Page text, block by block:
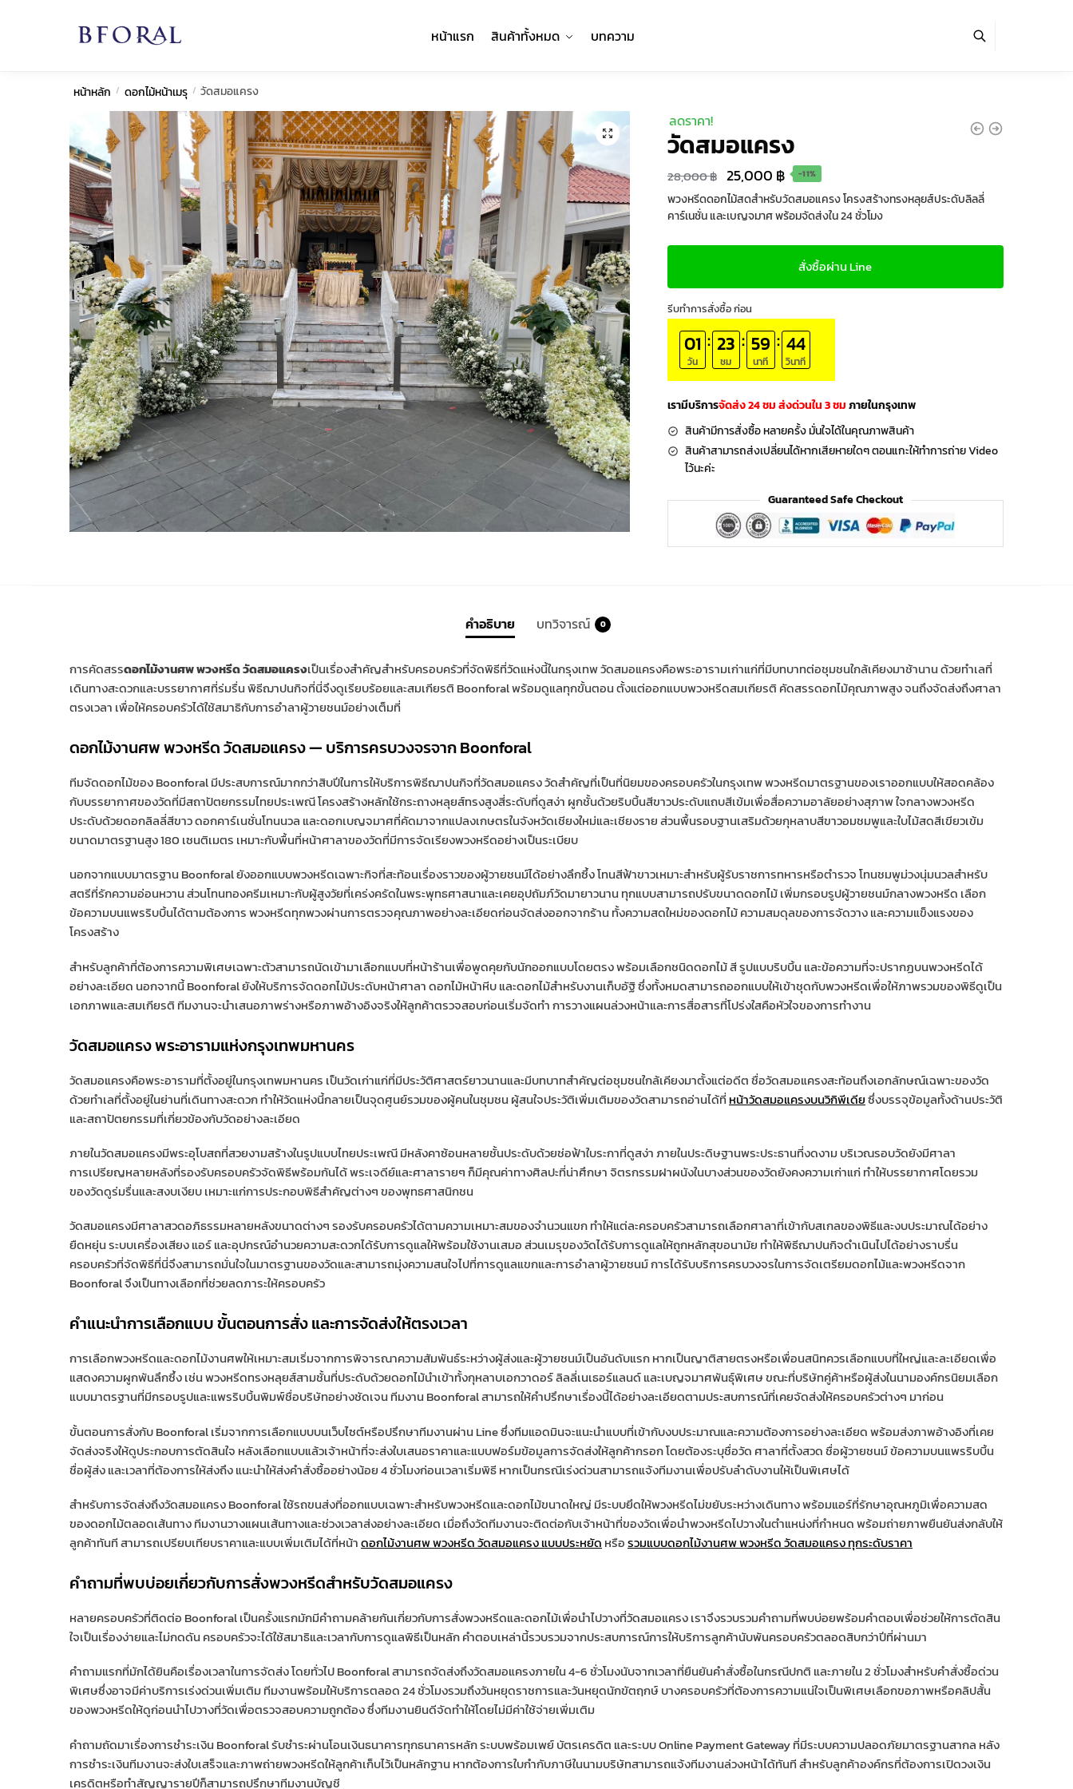
หน้าแรก สินค้าทั้งหมด บทความ
หน้าหลัก / ดอกไม้หน้าเมรุ / วัดสมอแครง
🔍
ลดราคา!
วัดสมอแครง
28,000฿ Original
price
was:
28,000 ฿.
25,000 ฿Current
price
is:
25,000 ฿.
-11%
พวงหรีดดอกไม้สดสำหรับวัดสมอแครง โครงสร้างทรงหลุยส์ประดับลิลลี่
คาร์เนชั่น และเบญจมาศ พร้อมจัดส่งใน 24 ชั่วโมง
สั่งซื้อผ่าน Line
รีบทำการสั่งซื้อ ก่อน
01
วัน
: 23
ชม
: 59
นาที
: 44
วินาที
เรามีบริการจัดส่ง 24 ชม ส่งด่วนใน 3 ชมภายในกรุงเทพ
สินค้ามีการสั่งซื้อ หลายครั้ง มั่นใจได้ในคุณภาพสินค้า
สินค้าสามารถส่งเปลี่ยนได้หากเสียหายใดๆ ตอนแกะให้ทำการถ่าย Video
ไว้นะค่ะ
Guaranteed Safe Checkout
คำอธิบาย บทวิจารณ์ 0
การคัดสรรดอกไม้งานศพ พวงหรีด วัดสมอแครงเป็นเรื่องสำคัญสำหรับครอบครัวที่จัดพิธีที่วัดแห่งนี้ในกรุงเทพ วัดสมอแครงคือพระอารามเก่าแก่ที่มีบทบาทต่อชุมชนใกล้เคียงมาช้านาน ด้วยทำเลที่
เดินทางสะดวกและบรรยากาศที่ร่มรื่น พิธีฌาปนกิจที่นี่จึงดูเรียบร้อยและสมเกียรติ Boonforal พร้อมดูแลทุกขั้นตอน ตั้งแต่ออกแบบพวงหรีดสมเกียรติ คัดสรรดอกไม้คุณภาพสูง จนถึงจัดส่งถึงศาลา
ตรงเวลา เพื่อให้ครอบครัวได้ใช้สมาธิกับการอำลาผู้วายชนม์อย่างเต็มที่
ดอกไม้งานศพ พวงหรีด วัดสมอแครง — บริการครบวงจรจาก Boonforal
ทีมจัดดอกไม้ของ Boonforal มีประสบการณ์มากกว่าสิบปีในการให้บริการพิธีฌาปนกิจที่วัดสมอแครง วัดสำคัญที่เป็นที่นิยมของครอบครัวในกรุงเทพ พวงหรีดมาตรฐานของเราออกแบบให้สอดคล้อง
กับบรรยากาศของวัดที่มีสถาปัตยกรรมไทยประเพณี โครงสร้างหลักใช้กระถางหลุยส์ทรงสูงสี่ระดับที่ดูสง่า ผูกชั้นด้วยริบบิ้นสีขาวประดับแถบสีเข้มเพื่อสื่อความอาลัยอย่างสุภาพ ใจกลางพวงหรีด
ประดับด้วยดอกลิลลี่สีขาว ดอกคาร์เนชั่นโทนนวล และดอกเบญจมาศที่คัดมาจากแปลงเกษตรในจังหวัดเชียงใหม่และเชียงราย ส่วนพื้นรอบฐานเสริมด้วยกุหลาบสีขาวอมชมพูและใบไม้สดสีเขียวเข้ม
ขนาดมาตรฐานสูง 180 เซนติเมตร เหมาะกับพื้นที่หน้าศาลาของวัดที่มีการจัดเรียงพวงหรีดอย่างเป็นระเบียบ
นอกจากแบบมาตรฐาน Boonforal ยังออกแบบพวงหรีดเฉพาะกิจที่สะท้อนเรื่องราวของผู้วายชนม์ได้อย่างลึกซึ้ง โทนสีฟ้าขาวเหมาะสำหรับผู้รับราชการทหารหรือตำรวจ โทนชมพูม่วงนุ่มนวลสำหรับ
สตรีที่รักความอ่อนหวาน ส่วนโทนทองครีมเหมาะกับผู้สูงวัยที่เคร่งครัดในพระพุทธศาสนาและเคยอุปถัมภ์วัดมายาวนาน ทุกแบบสามารถปรับขนาดดอกไม้ เพิ่มกรอบรูปผู้วายชนม์กลางพวงหรีด เลือก
ข้อความบนแพรริบบิ้นได้ตามต้องการ พวงหรีดทุกพวงผ่านการตรวจคุณภาพอย่างละเอียดก่อนจัดส่งออกจากร้าน ทั้งความสดใหม่ของดอกไม้ ความสมดุลของการจัดวาง และความแข็งแรงของ
โครงสร้าง
สำหรับลูกค้าที่ต้องการความพิเศษเฉพาะตัวสามารถนัดเข้ามาเลือกแบบที่หน้าร้านเพื่อพูดคุยกับนักออกแบบโดยตรง พร้อมเลือกชนิดดอกไม้ สี รูปแบบริบบิ้น และข้อความที่จะปรากฏบนพวงหรีดได้
อย่างละเอียด นอกจากนี้ Boonforal ยังให้บริการจัดดอกไม้ประดับหน้าศาลา ดอกไม้หน้าหีบ และดอกไม้สำหรับงานเก็บอัฐิ ซึ่งทั้งหมดสามารถออกแบบให้เข้าชุดกับพวงหรีดเพื่อให้ภาพรวมของพิธีดูเป็น
เอกภาพและสมเกียรติ ทีมงานจะนำเสนอภาพร่างหรือภาพอ้างอิงจริงให้ลูกค้าตรวจสอบก่อนเริ่มจัดทำ การวางแผนล่วงหน้าและการสื่อสารที่โปร่งใสคือหัวใจของการทำงาน
วัดสมอแครง พระอารามแห่งกรุงเทพมหานคร
วัดสมอแครงคือพระอารามที่ตั้งอยู่ในกรุงเทพมหานคร เป็นวัดเก่าแก่ที่มีประวัติศาสตร์ยาวนานและมีบทบาทสำคัญต่อชุมชนใกล้เคียงมาตั้งแต่อดีต ชื่อวัดสมอแครงสะท้อนถึงเอกลักษณ์เฉพาะของวัด
ด้วยทำเลที่ตั้งอยู่ในย่านที่เดินทางสะดวก ทำให้วัดแห่งนี้กลายเป็นจุดศูนย์รวมของผู้คนในชุมชน ผู้สนใจประวัติเพิ่มเติมของวัดสามารถอ่านได้ที่ หน้าวัดสมอแครงบนวิกิพีเดียซึ่งบรรจุข้อมูลทั้งด้านประวัติ
และสถาปัตยกรรมที่เกี่ยวข้องกับวัดอย่างละเอียด
ภายในวัดสมอแครงมีพระอุโบสถที่สวยงามสร้างในรูปแบบไทยประเพณี มีหลังคาซ้อนหลายชั้นประดับด้วยช่อฟ้าใบระกาที่ดูสง่า ภายในประดิษฐานพระประธานที่งดงาม บริเวณรอบวัดยังมีศาลา
การเปรียญหลายหลังที่รองรับครอบครัวจัดพิธีพร้อมกันได้ พระเจดีย์และศาลารายๆ ก็มีคุณค่าทางศิลปะที่น่าศึกษา จิตรกรรมฝาผนังในบางส่วนของวัดยังคงความเก่าแก่ ทำให้บรรยากาศโดยรวม
ของวัดดูร่มรื่นและสงบเงียบ เหมาะแก่การประกอบพิธีสำคัญต่างๆ ของพุทธศาสนิกชน
วัดสมอแครงมีศาลาสวดอภิธรรมหลายหลังขนาดต่างๆ รองรับครอบครัวได้ตามความเหมาะสมของจำนวนแขก ทำให้แต่ละครอบครัวสามารถเลือกศาลาที่เข้ากับสเกลของพิธีและงบประมาณได้อย่าง
ยืดหยุ่น ระบบเครื่องเสียง แอร์ และอุปกรณ์อำนวยความสะดวกได้รับการดูแลให้พร้อมใช้งานเสมอ ส่วนเมรุของวัดได้รับการดูแลให้ถูกหลักสุขอนามัย ทำให้พิธีฌาปนกิจดำเนินไปได้อย่างราบรื่น
ครอบครัวที่จัดพิธีที่นี่จึงสามารถมั่นใจในมาตรฐานของวัดและสามารถมุ่งความสนใจไปที่การดูแลแขกและการอำลาผู้วายชนม์ การได้รับบริการครบวงจรในการจัดเตรียมดอกไม้และพวงหรีดจาก
Boonforal จึงเป็นทางเลือกที่ช่วยลดภาระให้ครอบครัว
คำแนะนำการเลือกแบบ ขั้นตอนการสั่ง และการจัดส่งให้ตรงเวลา
การเลือกพวงหรีดและดอกไม้งานศพให้เหมาะสมเริ่มจากการพิจารณาความสัมพันธ์ระหว่างผู้ส่งและผู้วายชนม์เป็นอันดับแรก หากเป็นญาติสายตรงหรือเพื่อนสนิทควรเลือกแบบที่ใหญ่และละเอียดเพื่อ
แสดงความผูกพันลึกซึ้ง เช่น พวงหรีดทรงหลุยส์สามชั้นที่ประดับด้วยดอกไม้นำเข้าทั้งกุหลาบเอกวาดอร์ ลิลลี่เนเธอร์แลนด์ และเบญจมาศพันธุ์พิเศษ ขณะที่บริษัทคู่ค้าหรือผู้ส่งในนามองค์กรนิยมเลือก
แบบมาตรฐานที่มีกรอบรูปและแพรริบบิ้นพิมพ์ชื่อบริษัทอย่างชัดเจน ทีมงาน Boonforal สามารถให้คำปรึกษาเรื่องนี้ได้อย่างละเอียดตามประสบการณ์ที่เคยจัดส่งให้ครอบครัวต่างๆ มาก่อน
ขั้นตอนการสั่งกับ Boonforal เริ่มจากการเลือกแบบบนเว็บไซต์หรือปรึกษาทีมงานผ่าน Line ซึ่งทีมแอดมินจะแนะนำแบบที่เข้ากับงบประมาณและความต้องการอย่างละเอียด พร้อมส่งภาพอ้างอิงที่เคย
จัดส่งจริงให้ดูประกอบการตัดสินใจ หลังเลือกแบบแล้วเจ้าหน้าที่จะส่งใบเสนอราคาและแบบฟอร์มข้อมูลการจัดส่งให้ลูกค้ากรอก โดยต้องระบุชื่อวัด ศาลาที่ตั้งสวด ชื่อผู้วายชนม์ ข้อความบนแพรริบบิ้น
ชื่อผู้ส่ง และเวลาที่ต้องการให้ส่งถึง แนะนำให้ส่งคำสั่งซื้ออย่างน้อย 4 ชั่วโมงก่อนเวลาเริ่มพิธี หากเป็นกรณีเร่งด่วนสามารถแจ้งทีมงานเพื่อปรับลำดับงานให้เป็นพิเศษได้
สำหรับการจัดส่งถึงวัดสมอแครง Boonforal ใช้รถขนส่งที่ออกแบบเฉพาะสำหรับพวงหรีดและดอกไม้ขนาดใหญ่ มีระบบยึดให้พวงหรีดไม่ขยับระหว่างเดินทาง พร้อมแอร์ที่รักษาอุณหภูมิเพื่อความสด
ของดอกไม้ตลอดเส้นทาง ทีมงานวางแผนเส้นทางและช่วงเวลาส่งอย่างละเอียด เมื่อถึงวัดทีมงานจะติดต่อกับเจ้าหน้าที่ของวัดเพื่อนำพวงหรีดไปวางในตำแหน่งที่กำหนด พร้อมถ่ายภาพยืนยันส่งกลับให้
ลูกค้าทันที สามารถเปรียบเทียบราคาและแบบเพิ่มเติมได้ที่หน้าดอกไม้งานศพ พวงหรีด วัดสมอแครง แบบประหยัด หรือรวมแบบดอกไม้งานศพ พวงหรีด วัดสมอแครง ทุกระดับราคา
คำถามที่พบบ่อยเกี่ยวกับการสั่งพวงหรีดสำหรับวัดสมอแครง
หลายครอบครัวที่ติดต่อ Boonforal เป็นครั้งแรกมักมีคำถามคล้ายกันเกี่ยวกับการสั่งพวงหรีดและดอกไม้เพื่อนำไปวางที่วัดสมอแครง เราจึงรวบรวมคำถามที่พบบ่อยพร้อมคำตอบเพื่อช่วยให้การตัดสิน
ใจเป็นเรื่องง่ายและไม่กดดัน ครอบครัวจะได้ใช้สมาธิและเวลากับการดูแลพิธีเป็นหลัก คำตอบเหล่านี้รวบรวมจากประสบการณ์การให้บริการลูกค้านับพันครอบครัวตลอดสิบกว่าปีที่ผ่านมา
คำถามแรกที่มักได้ยินคือเรื่องเวลาในการจัดส่ง โดยทั่วไป Boonforal สามารถจัดส่งถึงวัดสมอแครงภายใน 4-6 ชั่วโมงนับจากเวลาที่ยืนยันคำสั่งซื้อในกรณีปกติ และภายใน 2 ชั่วโมงสำหรับคำสั่งซื้อด่วน
พิเศษซึ่งอาจมีค่าบริการเร่งด่วนเพิ่มเติม ทีมงานพร้อมให้บริการตลอด 24 ชั่วโมงรวมถึงวันหยุดราชการและวันหยุดนักขัตฤกษ์ บางครอบครัวที่ต้องการความแน่ใจเป็นพิเศษเลือกขอภาพหรือคลิปสั้น
ของพวงหรีดให้ดูก่อนนำไปวางที่วัดเพื่อตรวจสอบความถูกต้อง ซึ่งทีมงานยินดีจัดทำให้โดยไม่มีค่าใช้จ่ายเพิ่มเติม
คำถามถัดมาเรื่องการชำระเงิน Boonforal รับชำระผ่านโอนเงินธนาคารทุกธนาคารหลัก ระบบพร้อมเพย์ บัตรเครดิต และระบบ Online Payment Gateway ที่มีระบบความปลอดภัยมาตรฐานสากล หลัง
การชำระเงินทีมงานจะส่งใบเสร็จและภาพถ่ายพวงหรีดให้ลูกค้าเก็บไว้เป็นหลักฐาน หากต้องการใบกำกับภาษีในนามบริษัทสามารถแจ้งทีมงานล่วงหน้าได้ทันที สำหรับลูกค้าองค์กรที่ต้องการเปิดวงเงิน
เครดิตหรือทำสัญญารายปีก็สามารถปรึกษาทีมงานบัญชี